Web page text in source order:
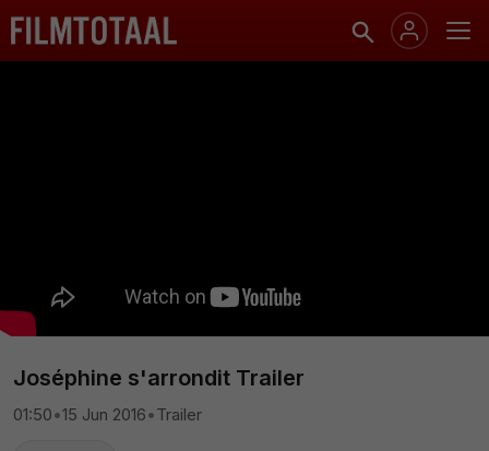
Joséphine s'arrondit Trailer
01:50•15 Jun 2016•Trailer